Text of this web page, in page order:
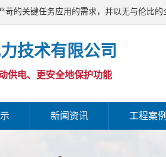
的关键任务应用的需求，并以无与伦比的
技术有限公司
供电、更安全地保护功能
新闻资讯 工程案例